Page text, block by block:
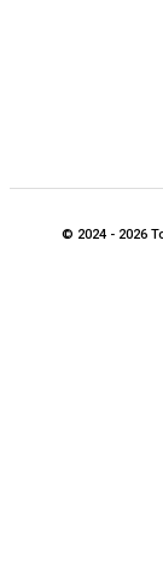
© 2024 - 2026